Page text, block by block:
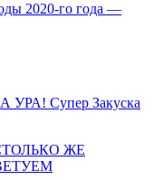
2020-го года —
Супер Закуска
ЖЕ